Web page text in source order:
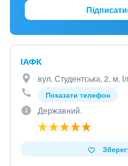
ІАФК
вул. Студентська, 2, м.
Показати телефон
Державний.